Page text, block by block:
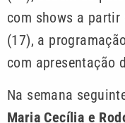
com shows a
(17), a
com apresentação
Na semana
Maria Cecília e